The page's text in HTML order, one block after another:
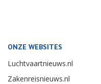
ONZE WEBSITES
Luchtvaartnieuws.nl
Zakenreisnieuws.nl